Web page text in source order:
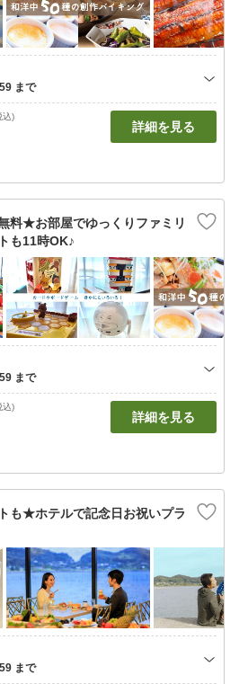
込)
詳細を見る
料★お部屋でゆっくりファミリ
も11時OK♪
込)
詳細を見る
も★ホテルで記念日お祝いプラ